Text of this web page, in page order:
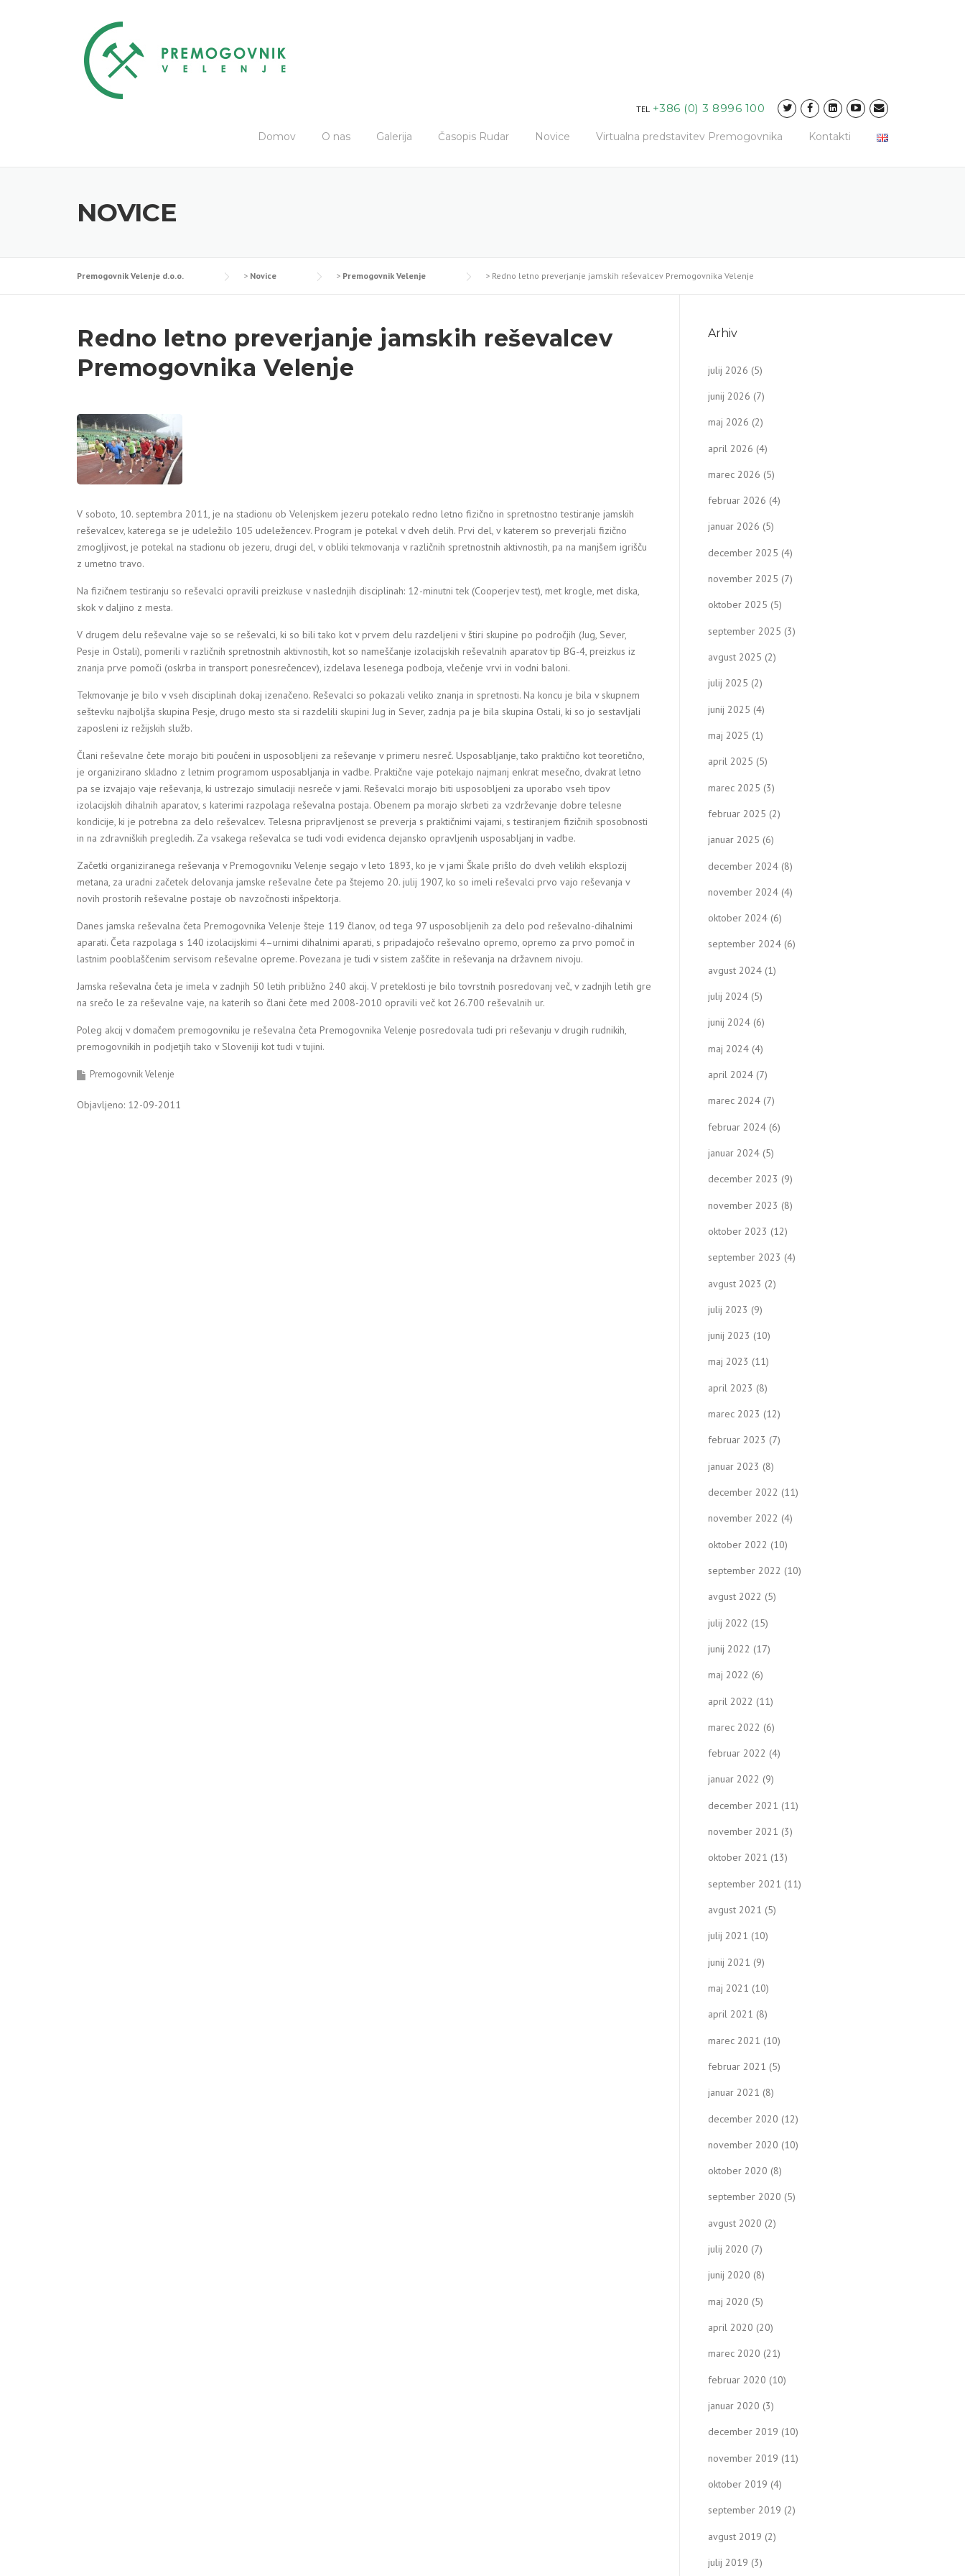
TEL +386 (0) 3 8996 100
Domov O nas Galerija Časopis Rudar Novice Virtualna predstavitev Premogovnika Kontakti
NOVICE
Premogovnik Velenje d.o.o. > Novice > Premogovnik Velenje > Redno letno preverjanje jamskih reševalcev Premogovnika Velenje
Redno letno preverjanje jamskih reševalcev
Premogovnika Velenje
V soboto, 10. septembra 2011, je na stadionu ob Velenjskem jezeru potekalo redno letno fizično in spretnostno testiranje jamskih
reševalcev, katerega se je udeležilo 105 udeležencev. Program je potekal v dveh delih. Prvi del, v katerem so preverjali fizično
zmogljivost, je potekal na stadionu ob jezeru, drugi del, v obliki tekmovanja v različnih spretnostnih aktivnostih, pa na manjšem igrišču
z umetno travo.
Na fizičnem testiranju so reševalci opravili preizkuse v naslednjih disciplinah: 12-minutni tek (Cooperjev test), met krogle, met diska,
skok v daljino z mesta.
V drugem delu reševalne vaje so se reševalci, ki so bili tako kot v prvem delu razdeljeni v štiri skupine po področjih (Jug, Sever,
Pesje in Ostali), pomerili v različnih spretnostnih aktivnostih, kot so nameščanje izolacijskih reševalnih aparatov tip BG-4, preizkus iz
znanja prve pomoči (oskrba in transport ponesrečencev), izdelava lesenega podboja, vlečenje vrvi in vodni baloni.
Tekmovanje je bilo v vseh disciplinah dokaj izenačeno. Reševalci so pokazali veliko znanja in spretnosti. Na koncu je bila v skupnem
seštevku najboljša skupina Pesje, drugo mesto sta si razdelili skupini Jug in Sever, zadnja pa je bila skupina Ostali, ki so jo sestavljali
zaposleni iz režijskih služb.
Člani reševalne čete morajo biti poučeni in usposobljeni za reševanje v primeru nesreč. Usposabljanje, tako praktično kot teoretično,
je organizirano skladno z letnim programom usposabljanja in vadbe. Praktične vaje potekajo najmanj enkrat mesečno, dvakrat letno
pa se izvajajo vaje reševanja, ki ustrezajo simulaciji nesreče v jami. Reševalci morajo biti usposobljeni za uporabo vseh tipov
izolacijskih dihalnih aparatov, s katerimi razpolaga reševalna postaja. Obenem pa morajo skrbeti za vzdrževanje dobre telesne
kondicije, ki je potrebna za delo reševalcev. Telesna pripravljenost se preverja s praktičnimi vajami, s testiranjem fizičnih sposobnosti
in na zdravniških pregledih. Za vsakega reševalca se tudi vodi evidenca dejansko opravljenih usposabljanj in vadbe.
Začetki organiziranega reševanja v Premogovniku Velenje segajo v leto 1893, ko je v jami Škale prišlo do dveh velikih eksplozij
metana, za uradni začetek delovanja jamske reševalne čete pa štejemo 20. julij 1907, ko so imeli reševalci prvo vajo reševanja v
novih prostorih reševalne postaje ob navzočnosti inšpektorja.
Danes jamska reševalna četa Premogovnika Velenje šteje 119 članov, od tega 97 usposobljenih za delo pod reševalno-dihalnimi
aparati. Četa razpolaga s 140 izolacijskimi 4–urnimi dihalnimi aparati, s pripadajočo reševalno opremo, opremo za prvo pomoč in
lastnim pooblaščenim servisom reševalne opreme. Povezana je tudi v sistem zaščite in reševanja na državnem nivoju.
Jamska reševalna četa je imela v zadnjih 50 letih približno 240 akcij. V preteklosti je bilo tovrstnih posredovanj več, v zadnjih letih gre
na srečo le za reševalne vaje, na katerih so člani čete med 2008-2010 opravili več kot 26.700 reševalnih ur.
Poleg akcij v domačem premogovniku je reševalna četa Premogovnika Velenje posredovala tudi pri reševanju v drugih rudnikih,
premogovnikih in podjetjih tako v Sloveniji kot tudi v tujini.
Premogovnik Velenje
Objavljeno: 12-09-2011
Arhiv
julij 2026 (5)
junij 2026 (7)
maj 2026 (2)
april 2026 (4)
marec 2026 (5)
februar 2026 (4)
januar 2026 (5)
december 2025 (4)
november 2025 (7)
oktober 2025 (5)
september 2025 (3)
avgust 2025 (2)
julij 2025 (2)
junij 2025 (4)
maj 2025 (1)
april 2025 (5)
marec 2025 (3)
februar 2025 (2)
januar 2025 (6)
december 2024 (8)
november 2024 (4)
oktober 2024 (6)
september 2024 (6)
avgust 2024 (1)
julij 2024 (5)
junij 2024 (6)
maj 2024 (4)
april 2024 (7)
marec 2024 (7)
februar 2024 (6)
januar 2024 (5)
december 2023 (9)
november 2023 (8)
oktober 2023 (12)
september 2023 (4)
avgust 2023 (2)
julij 2023 (9)
junij 2023 (10)
maj 2023 (11)
april 2023 (8)
marec 2023 (12)
februar 2023 (7)
januar 2023 (8)
december 2022 (11)
november 2022 (4)
oktober 2022 (10)
september 2022 (10)
avgust 2022 (5)
julij 2022 (15)
junij 2022 (17)
maj 2022 (6)
april 2022 (11)
marec 2022 (6)
februar 2022 (4)
januar 2022 (9)
december 2021 (11)
november 2021 (3)
oktober 2021 (13)
september 2021 (11)
avgust 2021 (5)
julij 2021 (10)
junij 2021 (9)
maj 2021 (10)
april 2021 (8)
marec 2021 (10)
februar 2021 (5)
januar 2021 (8)
december 2020 (12)
november 2020 (10)
oktober 2020 (8)
september 2020 (5)
avgust 2020 (2)
julij 2020 (7)
junij 2020 (8)
maj 2020 (5)
april 2020 (20)
marec 2020 (21)
februar 2020 (10)
januar 2020 (3)
december 2019 (10)
november 2019 (11)
oktober 2019 (4)
september 2019 (2)
avgust 2019 (2)
julij 2019 (3)